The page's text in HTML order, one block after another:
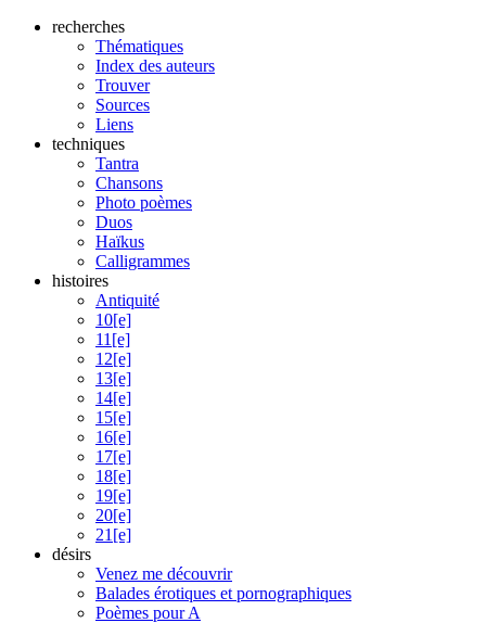
recherches
Thématiques
Index des auteurs
Trouver
Sources
Liens
techniques
Tantra
Chansons
Photo poèmes
Duos
Haïkus
Calligrammes
histoires
Antiquité
10[e]
11[e]
12[e]
13[e]
14[e]
15[e]
16[e]
17[e]
18[e]
19[e]
20[e]
21[e]
désirs
Venez me découvrir
Balades érotiques et pornographiques
Poèmes pour A